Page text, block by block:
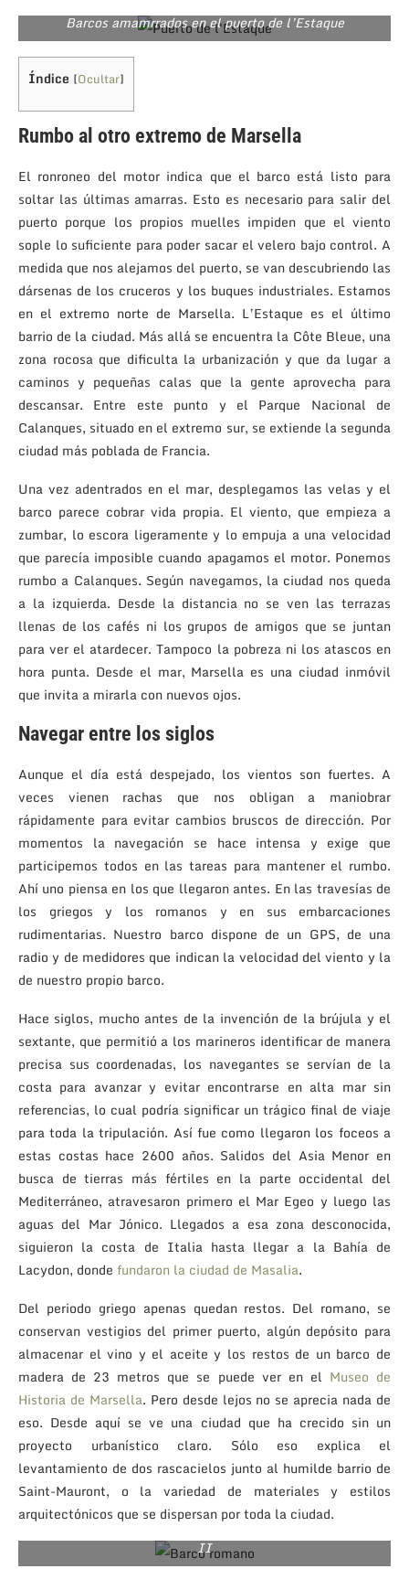
Barcos amamrrados en el puerto de l’Estaque
Índice [Ocultar]
Rumbo al otro extremo de Marsella
El ronroneo del motor indica que el barco está listo para
soltar las últimas amarras. Esto es necesario para salir del
puerto porque los propios muelles impiden que el viento
sople lo suficiente para poder sacar el velero bajo control. A
medida que nos alejamos del puerto, se van descubriendo las
dársenas de los cruceros y los buques industriales. Estamos
en el extremo norte de Marsella. L’Estaque es el último
barrio de la ciudad. Más allá se encuentra la Côte Bleue, una
zona rocosa que dificulta la urbanización y que da lugar a
caminos y pequeñas calas que la gente aprovecha para
descansar. Entre este punto y el Parque Nacional de
Calanques, situado en el extremo sur, se extiende la segunda
ciudad más poblada de Francia.
Una vez adentrados en el mar, desplegamos las velas y el
barco parece cobrar vida propia. El viento, que empieza a
zumbar, lo escora ligeramente y lo empuja a una velocidad
que parecía imposible cuando apagamos el motor. Ponemos
rumbo a Calanques. Según navegamos, la ciudad nos queda
a la izquierda. Desde la distancia no se ven las terrazas
llenas de los cafés ni los grupos de amigos que se juntan
para ver el atardecer. Tampoco la pobreza ni los atascos en
hora punta. Desde el mar, Marsella es una ciudad inmóvil
que invita a mirarla con nuevos ojos.
Navegar entre los siglos
Aunque el día está despejado, los vientos son fuertes. A
veces vienen rachas que nos obligan a maniobrar
rápidamente para evitar cambios bruscos de dirección. Por
momentos la navegación se hace intensa y exige que
participemos todos en las tareas para mantener el rumbo.
Ahí uno piensa en los que llegaron antes. En las travesías de
los griegos y los romanos y en sus embarcaciones
rudimentarias. Nuestro barco dispone de un GPS, de una
radio y de medidores que indican la velocidad del viento y la
de nuestro propio barco.
Hace siglos, mucho antes de la invención de la brújula y el
sextante, que permitió a los marineros identificar de manera
precisa sus coordenadas, los navegantes se servían de la
costa para avanzar y evitar encontrarse en alta mar sin
referencias, lo cual podría significar un trágico final de viaje
para toda la tripulación. Así fue como llegaron los foceos a
estas costas hace 2600 años. Salidos del Asia Menor en
busca de tierras más fértiles en la parte occidental del
Mediterráneo, atravesaron primero el Mar Egeo y luego las
aguas del Mar Jónico. Llegados a esa zona desconocida,
siguieron la costa de Italia hasta llegar a la Bahía de
Lacydon, donde fundaron la ciudad de Masalia.
Del periodo griego apenas quedan restos. Del romano, se
conservan vestigios del primer puerto, algún depósito para
almacenar el vino y el aceite y los restos de un barco de
madera de 23 metros que se puede ver en el Museo de
Historia de Marsella. Pero desde lejos no se aprecia nada de
eso. Desde aquí se ve una ciudad que ha crecido sin un
proyecto urbanístico claro. Sólo eso explica el
levantamiento de dos rascacielos junto al humilde barrio de
Saint-Mauront, o la variedad de materiales y estilos
arquitectónicos que se dispersan por toda la ciudad.
Con 23 metros de eslora y 8 de manga, este barco es el
II